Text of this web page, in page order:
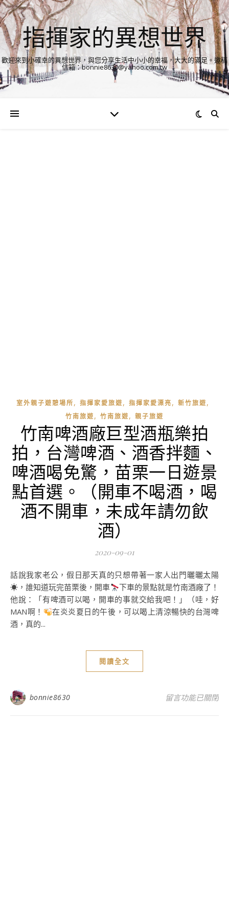
指揮家的異想世界
歡迎來到小確幸的異想世界，與您分享生活中小小的幸福，大大的滿足。邀稿
信箱：bonnie8630@yahoo.com.tw
室外親子遊憩場所, 指揮家愛旅遊, 指揮家愛漂亮, 新竹旅遊,
竹南旅遊, 竹南旅遊, 親子旅遊
竹南啤酒廠巨型酒瓶樂拍
拍，台灣啤酒、酒香拌麵、
啤酒喝免驚，苗栗一日遊景
點首選。（開車不喝酒，喝
酒不開車，未成年請勿飲
酒）
2020-09-01
話說我家老公，假日那天真的只想帶著一家人出門曬曬太陽
☀，誰知道玩完苗栗後，開車
下車的景點就是竹南酒廠了！
他說：「有啤酒可以喝，開車的事就交給我吧！」（哇，好
MAN啊！
在炎炎夏日的午後，可以喝上清涼暢快的台灣啤
酒，真的...
閱讀全文
bonnie8630 在〈竹南啤酒廠
留言功能已關閉